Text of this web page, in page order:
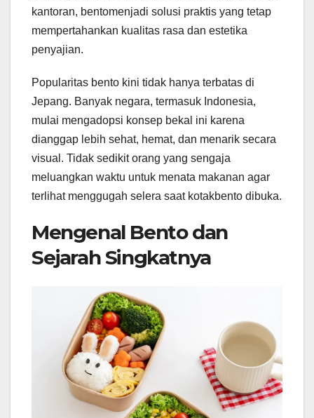
kantoran, bentomenjadi solusi praktis yang tetap
mempertahankan kualitas rasa dan estetika
penyajian.
Popularitas bento kini tidak hanya terbatas di
Jepang. Banyak negara, termasuk Indonesia,
mulai mengadopsi konsep bekal ini karena
dianggap lebih sehat, hemat, dan menarik secara
visual. Tidak sedikit orang yang sengaja
meluangkan waktu untuk menata makanan agar
terlihat menggugah selera saat kotakbento dibuka.
Mengenal Bento dan
Sejarah Singkatnya